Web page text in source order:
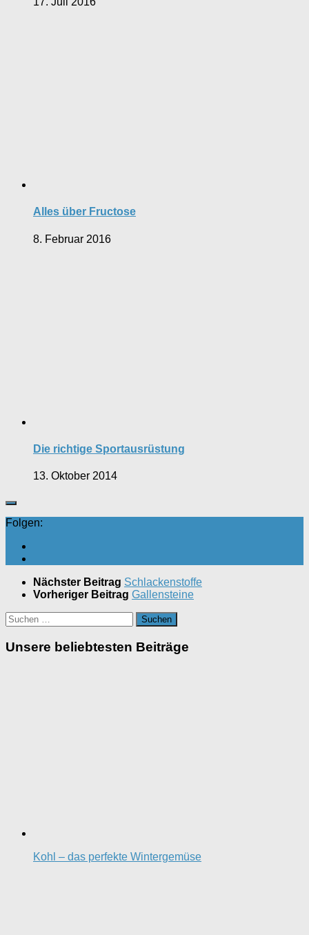
Alles über Fructose
8. Februar 2016
Die richtige Sportausrüstung
13. Oktober 2014
Folgen:
Nächster Beitrag Schlackenstoffe
Vorheriger Beitrag Gallensteine
Suchen
nach:
Unsere beliebtesten Beiträge
Kohl – das perfekte Wintergemüse